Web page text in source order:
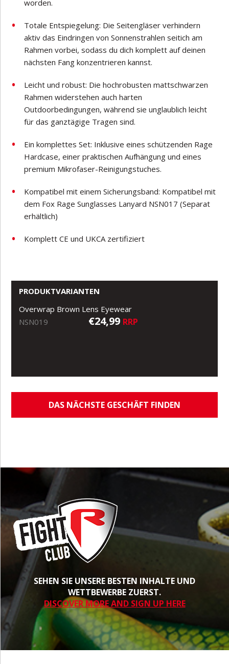
worden.
Totale Entspiegelung: Die Seitengläser verhindern
aktiv das Eindringen von Sonnenstrahlen seitich am
Rahmen vorbei, sodass du dich komplett auf deinen
nächsten Fang konzentrieren kannst.
Leicht und robust: Die hochrobusten mattschwarzen
Rahmen widerstehen auch harten
Outdoorbedingungen, während sie unglaublich leicht
für das ganztägige Tragen sind.
Ein komplettes Set: Inklusive eines schützenden Rage
Hardcase, einer praktischen Aufhängung und eines
premium Mikrofaser-Reinigungstuches.
Kompatibel mit einem Sicherungsband: Kompatibel mit
dem Fox Rage Sunglasses Lanyard NSN017 (Separat
erhältlich)
Komplett CE und UKCA zertifiziert
PRODUKTVARIANTEN
Overwrap Brown Lens Eyewear
NSN019
€24,99 RRP
DAS NÄCHSTE GESCHÄFT FINDEN
SEHEN SIE UNSERE BESTEN INHALTE UND
WETTBEWERBE ZUERST.
DISCOVER MORE AND SIGN UP HERE